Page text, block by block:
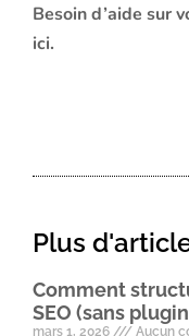
Besoin d’aide sur
ici.
Plus
Comment
SEO (sans
mars 1, 2026 Aucun